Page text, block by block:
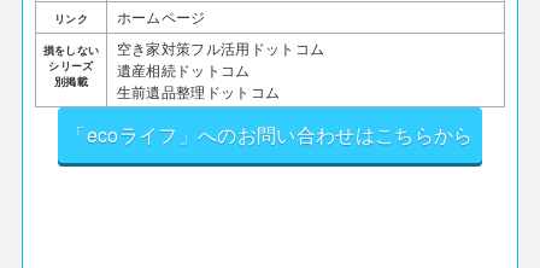
リンク ホームページ
損をしない
シリーズ
別掲載
空き家対策フル活用ドットコム
遺産相続ドットコム
生前遺品整理ドットコム
「ecoライフ」へのお問い合わせはこちらから